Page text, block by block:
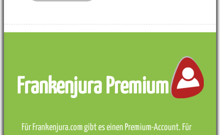
Frankenjura Premium
Für Frankenjura.com gibt es einen Premium-Account. Für